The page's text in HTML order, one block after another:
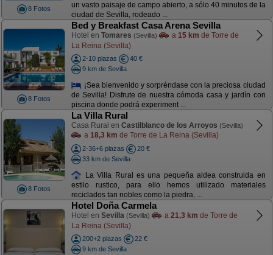
8 Fotos
un vasto paisaje de campo abierto, a sólo 40 minutos de la
ciudad de Sevilla, rodeado ...
8 Fotos
Bed y Breakfast Casa Arena Sevilla
Hotel en Tomares (Sevilla) a 15 km de Torre de
La Reina (Sevilla)
2-10 plazas
40 €
9 km de Sevilla
¡Sea bienvenido y sorpréndase con la preciosa ciudad
de Sevilla! Disfrute de nuestra cómoda casa y jardín con
piscina donde podrá experiment ...
8 Fotos
La Villa Rural
Casa Rural en Castilblanco de los Arroyos (Sevilla)
a 18,3 km de Torre de La Reina (Sevilla)
2-36+6 plazas
20 €
33 km de Sevilla
La Villa Rural es una pequeña aldea construida en
estilo rustico, para ello hemos utilizado materiales
reciclados tan nobles como la piedra, ...
Hotel Doña Carmela
Hotel en Sevilla (Sevilla) a 21,3 km de Torre de
La Reina (Sevilla)
200+2 plazas
22 €
9 km de Sevilla